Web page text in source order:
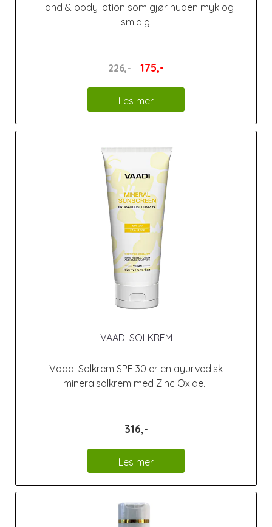
Hand & body lotion som gjør huden myk og
smidig.
226,- 175,-
Les mer
VAADI SOLKREM
Vaadi Solkrem SPF 30 er en ayurvedisk
mineralsolkrem med Zinc Oxide...
316,-
Les mer